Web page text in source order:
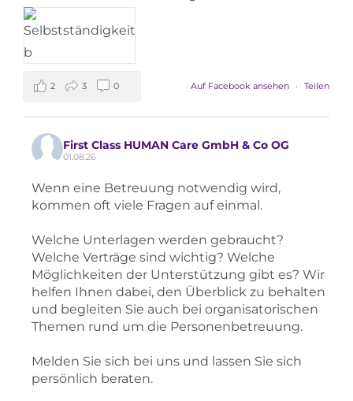
Auf Facebook ansehen · Teilen
2 3 0
First Class HUMAN Care GmbH & Co OG
01.08.26
Wenn eine Betreuung notwendig wird,
kommen oft viele Fragen auf einmal.
Welche Unterlagen werden gebraucht?
Welche Verträge sind wichtig? Welche
Möglichkeiten der Unterstützung gibt es? Wir
helfen Ihnen dabei, den Überblick zu behalten
und begleiten Sie auch bei organisatorischen
Themen rund um die Personenbetreuung.
Melden Sie sich bei uns und lassen Sie sich
persönlich beraten.